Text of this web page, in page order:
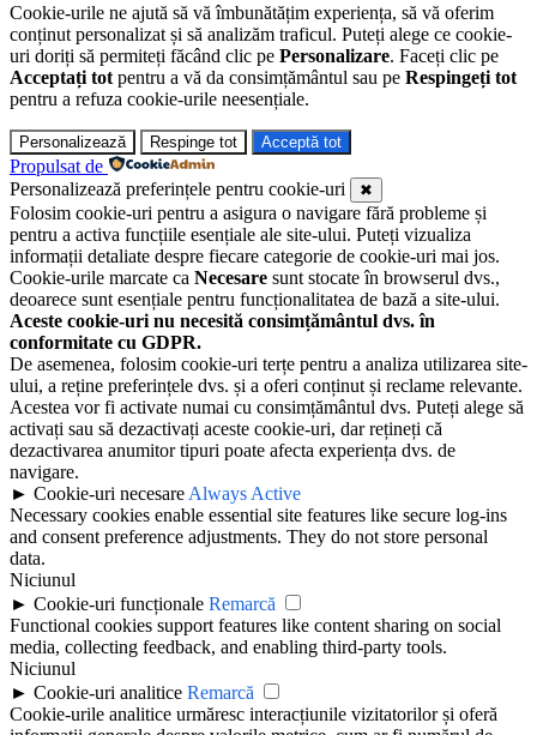
Cookie-urile ne ajută să vă îmbunătățim experiența, să vă oferim
conținut personalizat și să analizăm traficul. Puteți alege ce cookie-
uri doriți să permiteți făcând clic pe Personalizare. Faceți clic pe
Acceptați tot pentru a vă da consimțământul sau pe Respingeți tot
pentru a refuza cookie-urile neesențiale.
Personalizează Respinge tot Acceptă tot
Propulsat de
Personalizează preferințele pentru cookie-uri
✖
Folosim cookie-uri pentru a asigura o navigare fără probleme și
pentru a activa funcțiile esențiale ale site-ului. Puteți vizualiza
informații detaliate despre fiecare categorie de cookie-uri mai jos.
Cookie-urile marcate ca Necesare sunt stocate în browserul dvs.,
deoarece sunt esențiale pentru funcționalitatea de bază a site-ului.
Aceste cookie-uri nu necesită consimțământul dvs. în
conformitate cu GDPR.
De asemenea, folosim cookie-uri terțe pentru a analiza utilizarea site-
ului, a reține preferințele dvs. și a oferi conținut și reclame relevante.
Acestea vor fi activate numai cu consimțământul dvs. Puteți alege să
activați sau să dezactivați aceste cookie-uri, dar rețineți că
dezactivarea anumitor tipuri poate afecta experiența dvs. de
navigare.
► Cookie-uri necesare Always Active
Necessary cookies enable essential site features like secure log-ins
and consent preference adjustments. They do not store personal
data.
Niciunul
► Cookie-uri funcționale Remarcă
Functional cookies support features like content sharing on social
media, collecting feedback, and enabling third-party tools.
Niciunul
► Cookie-uri analitice Remarcă
Cookie-urile analitice urmăresc interacțiunile vizitatorilor și oferă